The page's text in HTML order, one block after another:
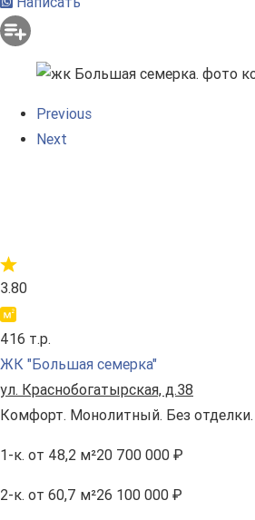
Previous
Next
3.80
416 т.р.
ЖК "Большая семерка"
ул. Краснобогатырская, д.38
Комфорт. Монолитный. Без
1-к. от 48,2 м²20 700 000 ₽
2-к. от 60,7 м²26 100 000 ₽